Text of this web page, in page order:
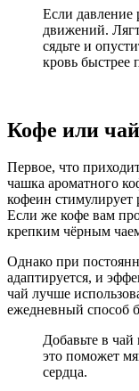
Если давление
движений.
сядьте и
кровь быстрее
Кофе или
Первое, что
чашка ароматного
кофеин стимулирует
Если же кофе вам
крепким чёрным
Однако при
адаптируется, и
чай лучше
ежедневный способ
Добавьте в
это поможет
сердца.